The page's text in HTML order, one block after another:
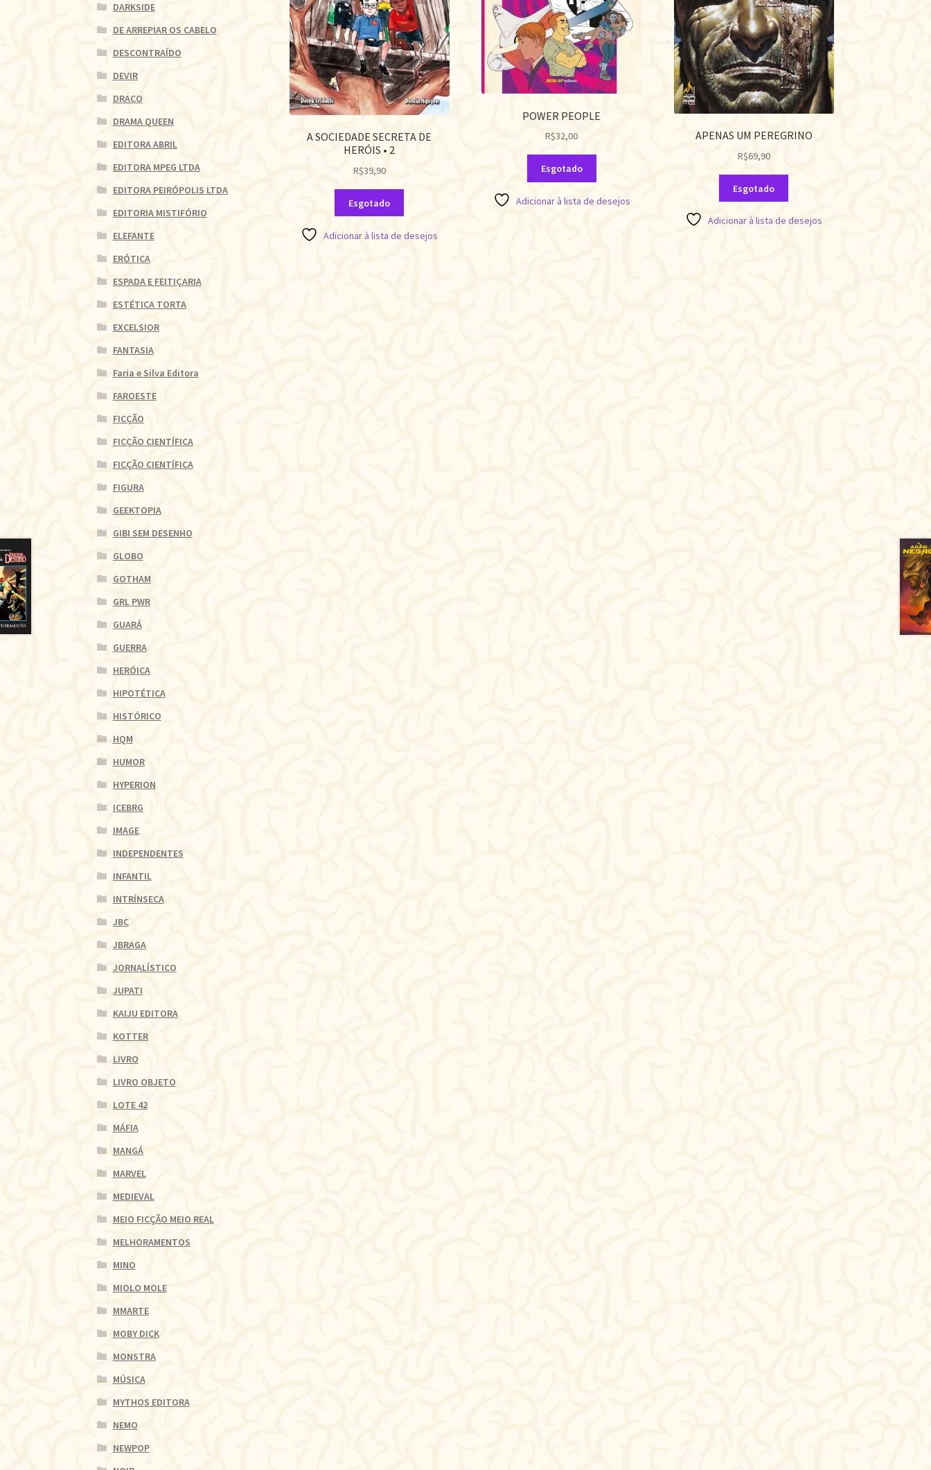
A SOCIEDADE SECRETA DE
HERÓIS • 2
R$39,90
Esgotado
Adicionar à lista de desejos
POWER PEOPLE
R$32,00
Esgotado
Adicionar à lista de desejos
APENAS UM PEREGRINO
R$69,90
Esgotado
Adicionar à lista de desejos
DARKSIDE
DE ARREPIAR OS CABELO
DESCONTRAÍDO
DEVIR
DRACO
DRAMA QUEEN
EDITORA ABRIL
EDITORA MPEG LTDA
EDITORA PEIRÓPOLIS LTDA
EDITORIA MISTIFÓRIO
ELEFANTE
ERÓTICA
ESPADA E FEITIÇARIA
ESTÉTICA TORTA
EXCELSIOR
FANTASIA
Faria e Silva Editora
FAROESTE
FICÇÃO
FICÇÃO CIENTÍFICA
FICÇÃO CIENTÍFICA
FIGURA
GEEKTOPIA
GIBI SEM DESENHO
GLOBO
GOTHAM
GRL PWR
GUARÁ
GUERRA
HERÓICA
HIPOTÉTICA
HISTÓRICO
HQM
HUMOR
HYPERION
ICEBRG
IMAGE
INDEPENDENTES
INFANTIL
INTRÍNSECA
JBC
JBRAGA
JORNALÍSTICO
JUPATI
KAIJU EDITORA
KOTTER
LIVRO
LIVRO OBJETO
LOTE 42
MÁFIA
MANGÁ
MARVEL
MEDIEVAL
MEIO FICÇÃO MEIO REAL
MELHORAMENTOS
MINO
MIOLO MOLE
MMARTE
MOBY DICK
MONSTRA
MÚSICA
MYTHOS EDITORA
NEMO
NEWPOP